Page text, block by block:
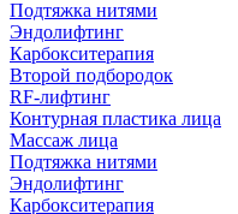
Подтяжка нитями
Эндолифтинг
Карбокситерапия
Второй подбородок
RF-лифтинг
Контурная пластика лица
Массаж лица
Подтяжка нитями
Эндолифтинг
Карбокситерапия